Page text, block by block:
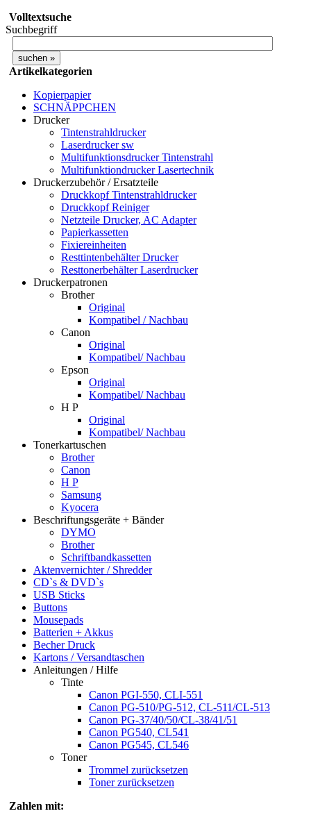
Volltextsuche
Suchbegriff
Artikelkategorien
Kopierpapier
SCHNÄPPCHEN
Drucker
Tintenstrahldrucker
Laserdrucker sw
Multifunktionsdrucker Tintenstrahl
Multifunktiondrucker Lasertechnik
Druckerzubehör / Ersatzteile
Druckkopf Tintenstrahldrucker
Druckkopf Reiniger
Netzteile Drucker, AC Adapter
Papierkassetten
Fixiereinheiten
Resttintenbehälter Drucker
Resttonerbehälter Laserdrucker
Druckerpatronen
Brother
Original
Kompatibel / Nachbau
Canon
Original
Kompatibel/ Nachbau
Epson
Original
Kompatibel/ Nachbau
H P
Original
Kompatibel/ Nachbau
Tonerkartuschen
Brother
Canon
H P
Samsung
Kyocera
Beschriftungsgeräte + Bänder
DYMO
Brother
Schriftbandkassetten
Aktenvernichter / Shredder
CD`s & DVD`s
USB Sticks
Buttons
Mousepads
Batterien + Akkus
Becher Druck
Kartons / Versandtaschen
Anleitungen / Hilfe
Tinte
Canon PGI-550, CLI-551
Canon PG-510/PG-512, CL-511/CL-513
Canon PG-37/40/50/CL-38/41/51
Canon PG540, CL541
Canon PG545, CL546
Toner
Trommel zurücksetzen
Toner zurücksetzen
Zahlen mit: